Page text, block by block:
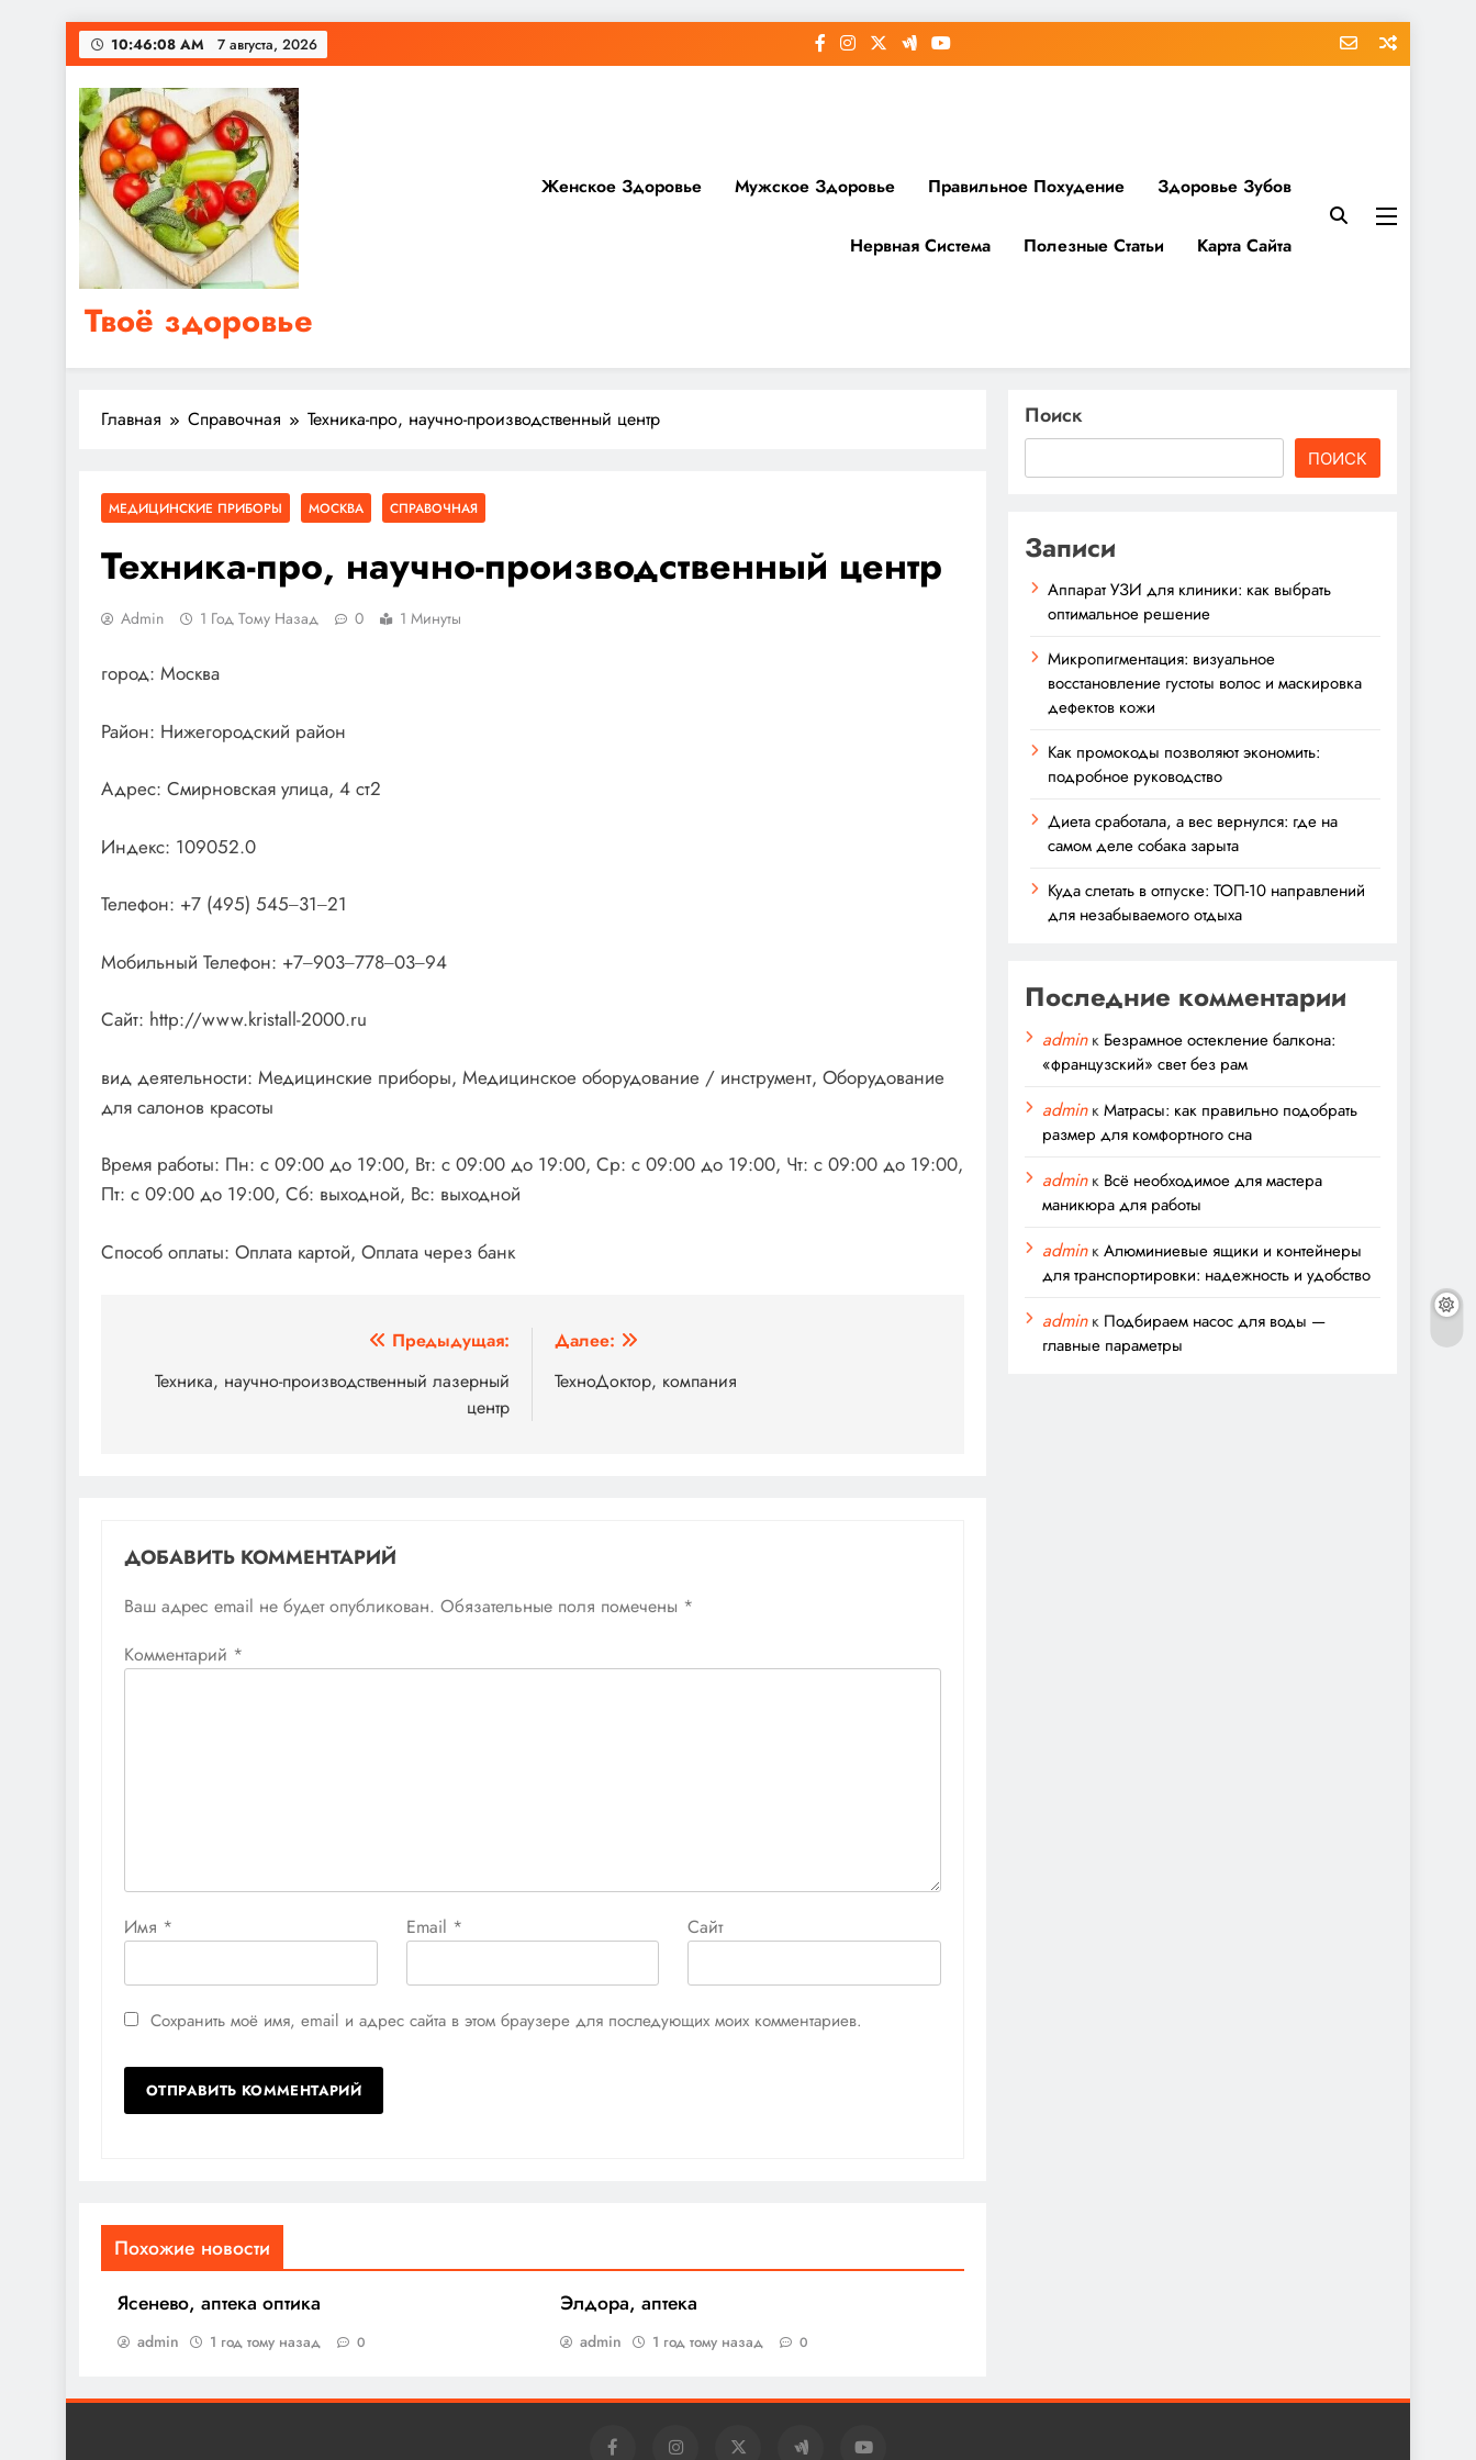
Перейти
к
содержимому
10:46:09 AM 7 августа, 2026
Твоё здоровье
Сайт о правильном питании, женском и мужском здоровье
Женское Здоровье Мужское Здоровье Правильное Похудение Здоровье Зубов
Нервная Система Полезные Статьи Карта Сайта
Главная Справочная Техника-про, научно-производственный центр
МЕДИЦИНСКИЕ ПРИБОРЫ МОСКВА СПРАВОЧНАЯ
Техника-про, научно-производственный центр
Admin 1 Год Тому Назад 0 1 Минуты
город: Москва
Район: Нижегородский район
Адрес: Смирновская улица, 4 ст2
Индекс: 109052.0
Телефон: +7 (495) 545‒31‒21
Мобильный Телефон: +7‒903‒778‒03‒94
Сайт: http://www.kristall-2000.ru
вид деятельности: Медицинские приборы, Медицинское оборудование / инструмент, Оборудование
для салонов красоты
Время работы: Пн: с 09:00 до 19:00, Вт: с 09:00 до 19:00, Ср: с 09:00 до 19:00, Чт: с 09:00 до 19:00,
Пт: с 09:00 до 19:00, Сб: выходной, Вс: выходной
Способ оплаты: Оплата картой, Оплата через банк
Предыдущая:
Техника, научно-производственный лазерный
центр
Далее:
ТехноДоктор, компания
ДОБАВИТЬ КОММЕНТАРИЙ
Ваш адрес email не будет опубликован. Обязательные поля помечены *
Комментарий *
Имя * Email * Сайт
Сохранить моё имя, email и адрес сайта в этом браузере для последующих моих комментариев.
Похожие новости
Ясенево, аптека оптика
admin 1 год тому назад 0
Элдора, аптека
admin 1 год тому назад 0
Поиск
ПОИСК
Записи
Аппарат УЗИ для клиники: как выбрать
оптимальное решение
Микропигментация: визуальное
восстановление густоты волос и маскировка
дефектов кожи
Как промокоды позволяют экономить:
подробное руководство
Диета сработала, а вес вернулся: где на
самом деле собака зарыта
Куда слетать в отпуске: ТОП-10 направлений
для незабываемого отдыха
Последние комментарии
adminк Безрамное остекление балкона:
«французский» свет без рам
adminкМатрасы: как правильно подобрать
размер для комфортного сна
adminк Всё необходимое для мастера
маникюра для работы
adminкАлюминиевые ящики и контейнеры
для транспортировки: надежность и удобство
adminк Подбираем насос для воды —
главные параметры